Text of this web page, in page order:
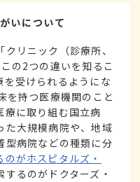
いについて
リニック（診療所、
の2つの違いを知るこ
を受けられるようにな
を持つ医療機関のこと
療に取り組む国立病
た大規模病院や、地域
型病院などの種類に分
のがホスピタルズ・
るのがドクターズ・